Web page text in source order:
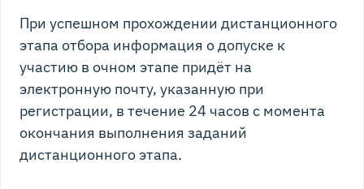
При успешном прохождении дистанционного
этапа отбора информация о допуске к
участию в очном этапе придёт на
электронную почту, указанную при
регистрации, в течение 24 часов с момента
окончания выполнения заданий
дистанционного этапа.